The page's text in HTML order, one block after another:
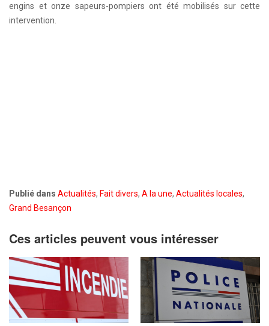
engins et onze sapeurs-pompiers ont été mobilisés sur cette
intervention.
Publié dans Actualités, Fait divers, A la une, Actualités locales,
Grand Besançon
Ces articles peuvent vous intéresser